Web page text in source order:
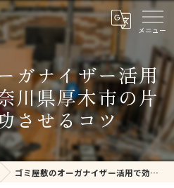
ガナイザー活用
川県厚木市の片
させるコツ
ゴミ屋敷のオーガナイザー活用で効率的に神奈川県厚木市の片付けを成功させるコツ